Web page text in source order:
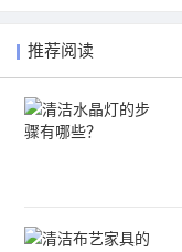
推荐阅读